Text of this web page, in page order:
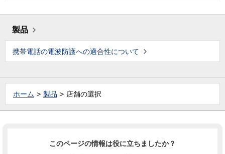
製品
携帯電話の電波防護への適合性について
ホーム 製品 店舗の選択
このページの情報は役に立ちましたか？